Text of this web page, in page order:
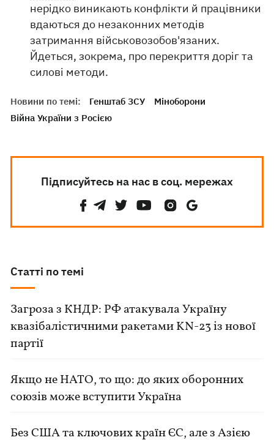
нерідко виникають конфлікти й працівники
вдаються до незаконних методів
затримання військовозобов'язаних.
Йдеться, зокрема, про перекриття доріг та
силові методи.
Новини по темі: Генштаб ЗСУ
Міноборони
Війна України з Росією
Підписуйтесь на нас в соц. мережах
Статті по темі
Загроза з КНДР: РФ атакувала Україну
квазібалістичними ракетами KN-23 із нової
партії
Якщо не НАТО, то що: до яких оборонних
союзів може вступити Україна
Без США та ключових країн ЄС, але з Азією